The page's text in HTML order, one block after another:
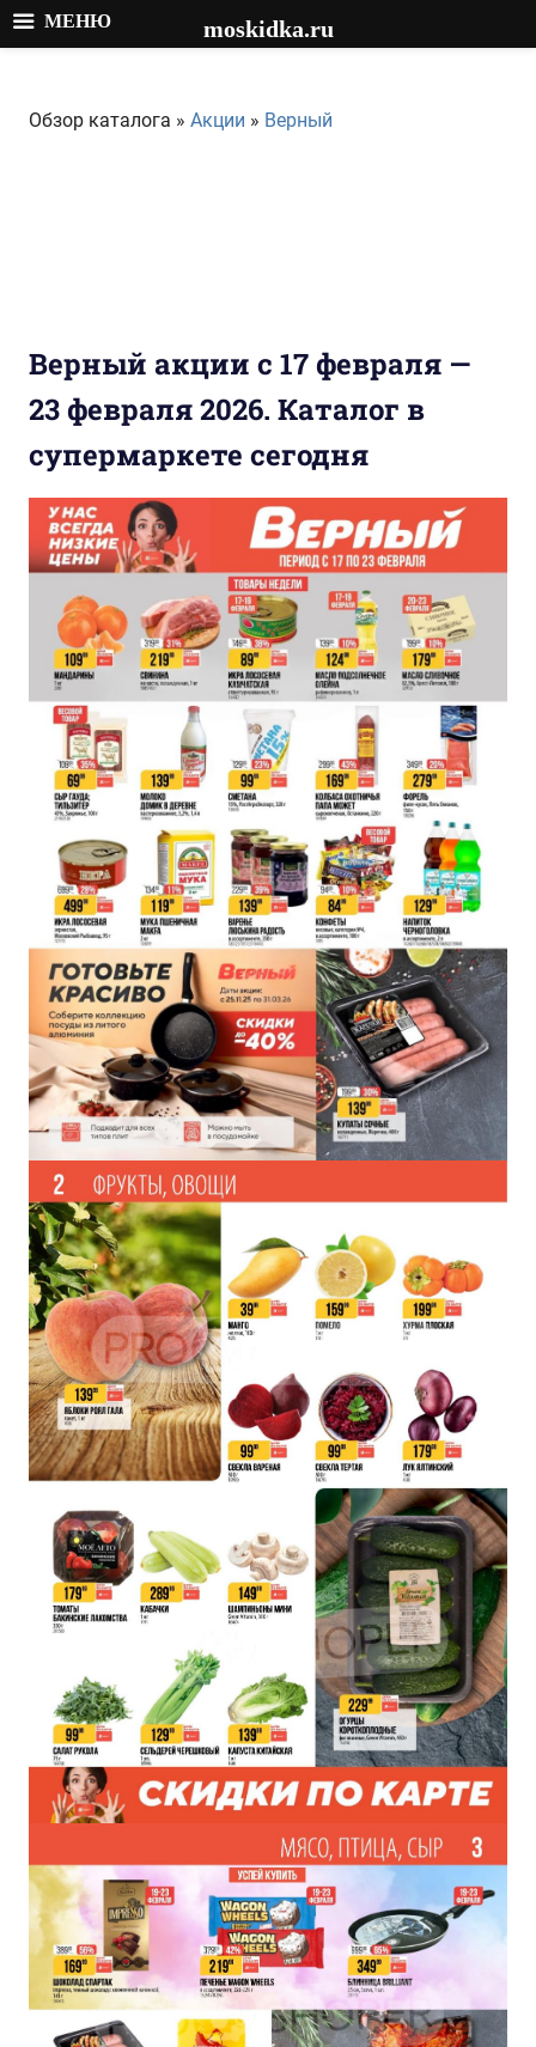
содержимому
Обзор каталога » Акции » Верный
Верный акции с 17 февраля —
23 февраля 2026. Каталог в
супермаркете сегодня
МЕНЮ moskidka.ru